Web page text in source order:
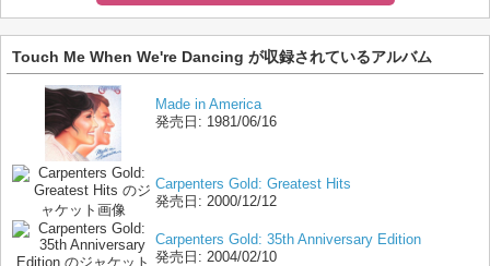
Touch Me When We're Dancing が収録されているアルバム
Made in America
発売日: 1981/06/16
Carpenters Gold: Greatest Hits
発売日: 2000/12/12
Carpenters Gold: 35th Anniversary Edition
発売日: 2004/02/10